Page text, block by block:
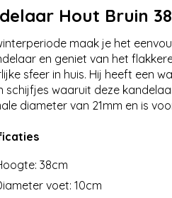
Hout Bruin
maak je het
en geniet van het
sfeer in huis. Hij heeft een
schijfjes waaruit deze
diameter van 21mm en is
38cm
voet: 10cm